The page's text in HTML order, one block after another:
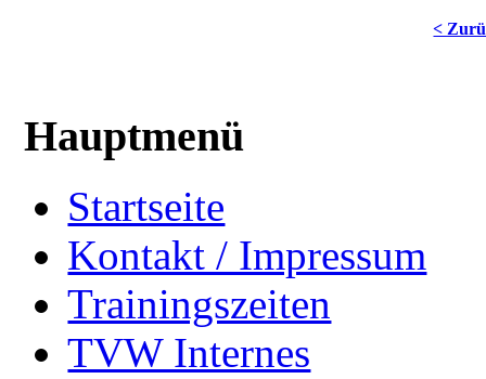
<
Hauptmenü
Startseite
Kontakt / Impressum
Trainingszeiten
TVW Internes